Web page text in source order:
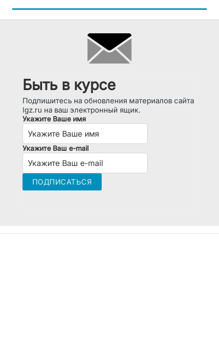
Быть в курсе
Подпишитесь на обновления материалов сайта
lgz.ru на ваш электронный ящик.
Укажите Ваше имя
Укажите Ваш e-mail